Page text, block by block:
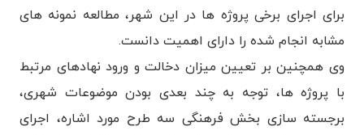
برای اجرای برخی پروژه ها در این شهر، مطالعه نمونه های
مشابه انجام شده را دارای اهمیت دانست.
وی همچنین بر تعیین میزان دخالت و ورود نهادهای مرتبط
با پروژه ها، توجه به چند بعدی بودن موضوعات شهری،
برجسته سازی بخش فرهنگی سه طرح مورد اشاره، اجرای